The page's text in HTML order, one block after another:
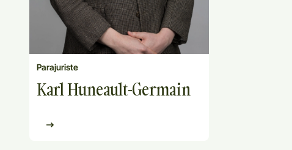
Parajuriste
Karl Huneault-Germain